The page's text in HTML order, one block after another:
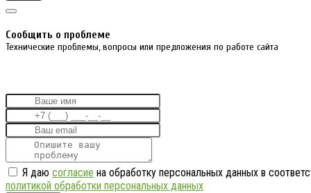
Cообщить о проблеме
Технические проблемы, вопросы или предложения по работе сайта
Я даю согласие на обработку персональных данных в
политикой обработки персональных данных